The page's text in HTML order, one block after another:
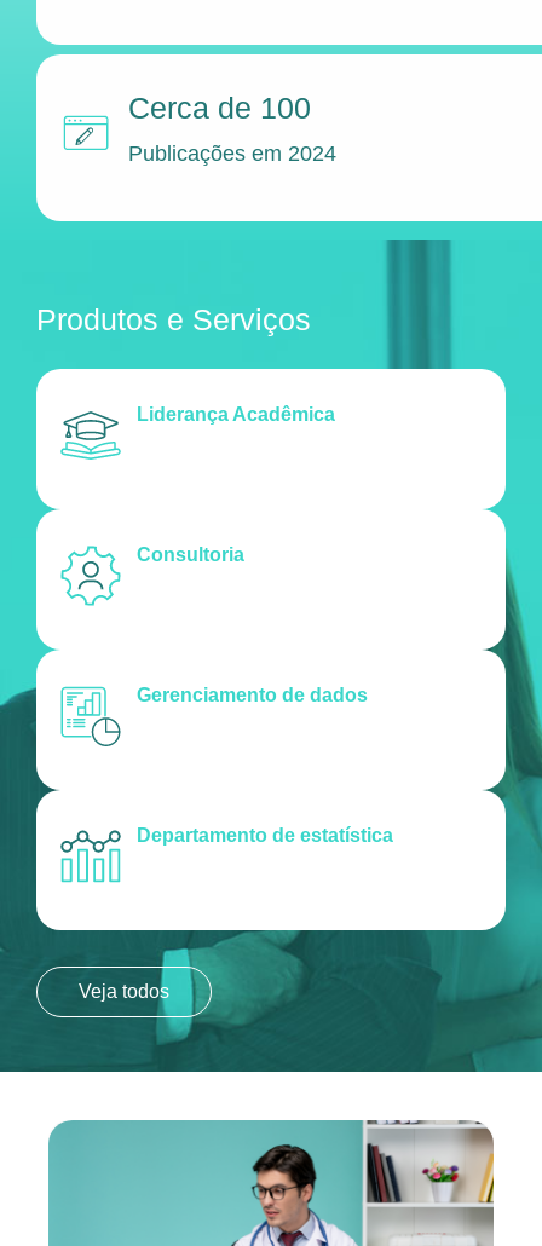
Cerca de 100
Publicações em 2024
Produtos e Serviços
Liderança Acadêmica
Consultoria
Gerenciamento de dados
Departamento de estatística
Veja todos